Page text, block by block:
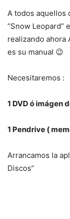
A todos aquellos
“Snow Leopard”
realizando ahora
es su manual 😉
Necesitaremos :
1 DVD ó imágen
1 Pendrive (
Arrancamos la
Discos”